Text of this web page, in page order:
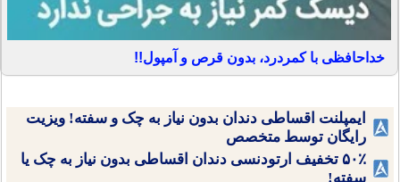
خداحافظی با کمردرد، بدون قرص و آمپول!!
ایمپلنت اقساطی دندان بدون نیاز به چک و سفته! ویزیت
رایگان توسط متخصص
۵۰٪ تخفیف ارتودنسی دندان اقساطی بدون نیاز به چک یا
سفته!